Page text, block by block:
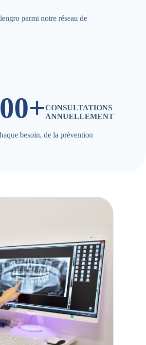
parmi notre réseau de
CONSULTATIONS
ANNUELLEMENT
besoin, de la prévention